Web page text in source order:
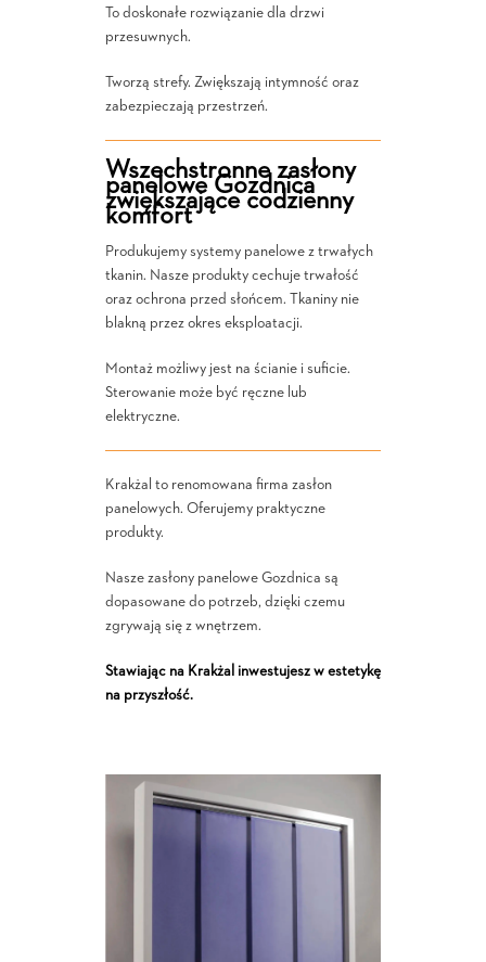
To doskonałe rozwiązanie dla drzwi
przesuwnych.
Tworzą strefy. Zwiększają intymność oraz
zabezpieczają przestrzeń.
Wszechstronne zasłony
panelowe Gozdnica
zwiększające codzienny
komfort
Produkujemy systemy panelowe z trwałych
tkanin. Nasze produkty cechuje trwałość
oraz ochrona przed słońcem. Tkaniny nie
blakną przez okres eksploatacji.
Montaż możliwy jest na ścianie i suficie.
Sterowanie może być ręczne lub
elektryczne.
Krakżal to renomowana firma zasłon
panelowych. Oferujemy praktyczne
produkty.
Nasze zasłony panelowe Gozdnica są
dopasowane do potrzeb, dzięki czemu
zgrywają się z wnętrzem.
Stawiając na Krakżal inwestujesz w estetykę
na przyszłość.